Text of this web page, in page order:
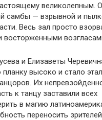
великолепным.
самбы — взрывной и
Весь зал просто
восторженными
и Елизаветы
планку высоко и стало
Их
к танцу заставили всех
в магию
переносить